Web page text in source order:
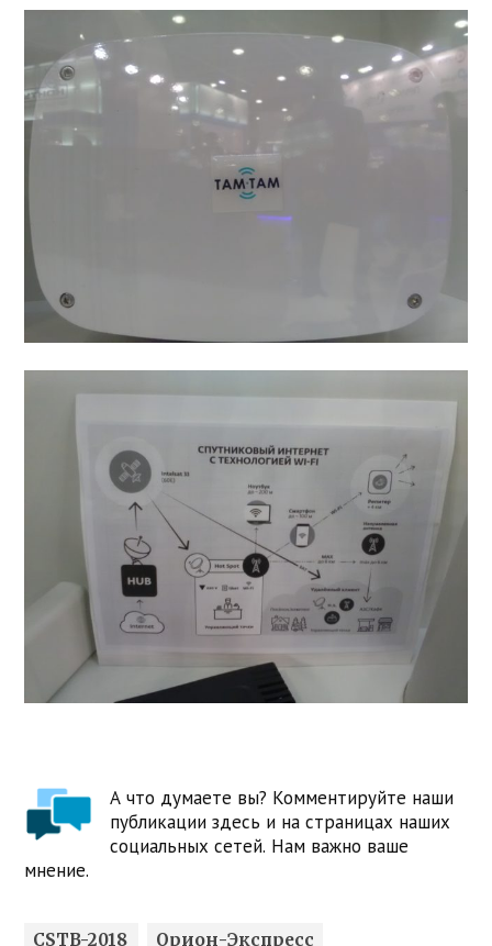
А что думаете вы? Комментируйте наши
публикации здесь и на страницах наших
социальных сетей. Нам важно ваше
мнение.
CSTB-2018 Орион-Экспресс